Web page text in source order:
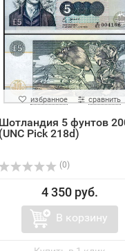
избранное сравнить
Шотландия 5 фунтов
(UNC Pick 218d)
(0)
4 350 руб.
В корзину